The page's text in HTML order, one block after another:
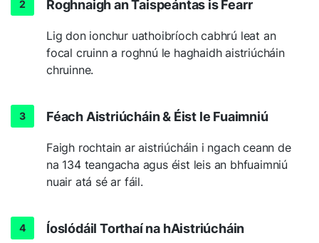
Roghnaigh an Taispeántas is Fearr
Lig don ionchur uathoibríoch cabhrú leat an
focal cruinn a roghnú le haghaidh aistriúcháin
chruinne.
Féach Aistriúcháin & Éist le Fuaimniú
Faigh rochtain ar aistriúcháin i ngach ceann de
na 134 teangacha agus éist leis an bhfuaimniú
nuair atá sé ar fáil.
Íoslódáil Torthaí na hAistriúcháin